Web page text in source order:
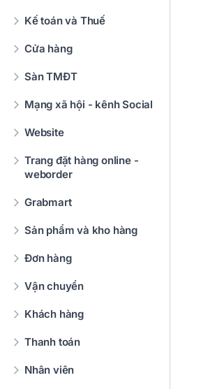
Kế toán và Thuế
Cửa hàng
Sàn TMĐT
Mạng xã hội - kênh Social
Website
Trang đặt hàng online -
weborder
Grabmart
Sản phẩm và kho hàng
Đơn hàng
Vận chuyển
Khách hàng
Thanh toán
Nhân viên